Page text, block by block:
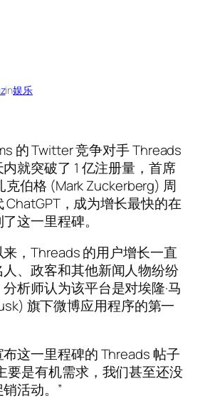
in娱乐
的 Twitter 竞争对手 Threads
就突破了 1 亿注册量，首席
克伯格 (Mark Zuckerberg) 周
ChatGPT，成为增长最快的在
这一里程碑。
，Threads 的用户增长一直
、政客和其他新闻人物纷纷
析师认为该平台是对埃隆·马
旗下微博应用程序的第一
这一里程碑的 Threads 帖子
要是有机需求，我们甚至还没
活动。”